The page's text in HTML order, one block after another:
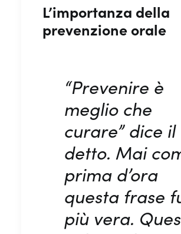
L’importanza della
prevenzione orale
“Prevenire è
meglio che
curare” dice il
detto. Mai
prima d’ora
questa frase
più vera.